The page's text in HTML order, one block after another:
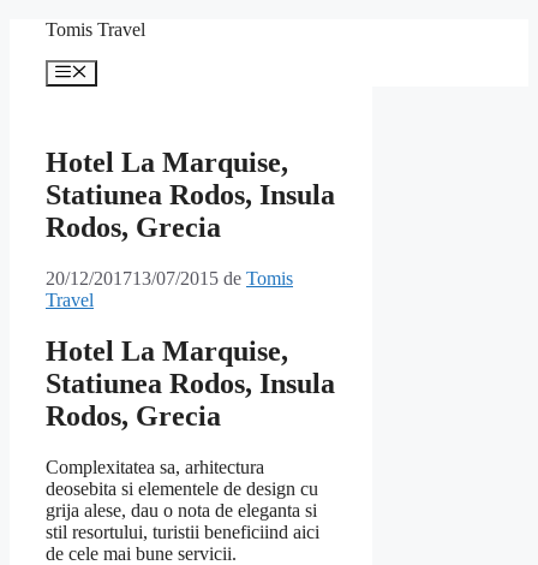
conținut
Tomis Travel
Meniu
Hotel La Marquise,
Statiunea Rodos, Insula
Rodos, Grecia
20/12/201713/07/2015 de Tomis
Travel
Hotel La Marquise,
Statiunea Rodos, Insula
Rodos, Grecia
Complexitatea sa, arhitectura
deosebita si elementele de design cu
grija alese, dau o nota de eleganta si
stil resortului, turistii beneficiind aici
de cele mai bune servicii.